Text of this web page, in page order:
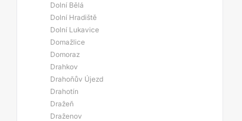
Dolní Bělá
Dolní Hradiště
Dolní Lukavice
Domažlice
Domoraz
Drahkov
Drahoňův Újezd
Drahotín
Dražeň
Draženov